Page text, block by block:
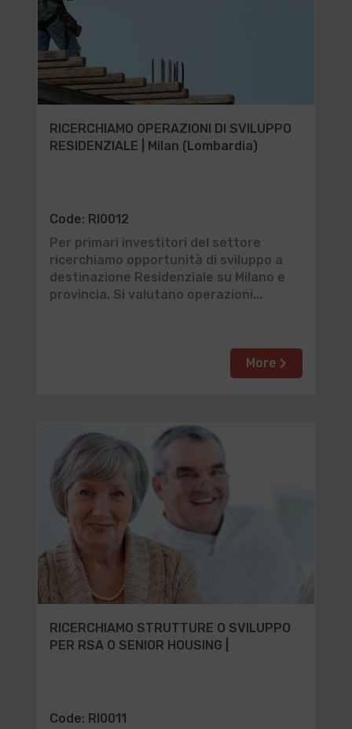
RICERCHIAMO OPERAZIONI DI SVILUPPO
RESIDENZIALE | Milan (Lombardia)
Code: RI0012
Per primari investitori del settore
ricerchiamo opportunità di sviluppo a
destinazione Residenziale su Milano e
provincia. Si valutano operazioni...
More
RICERCHIAMO STRUTTURE O SVILUPPO
PER RSA O SENIOR HOUSING |
Code: RI0011